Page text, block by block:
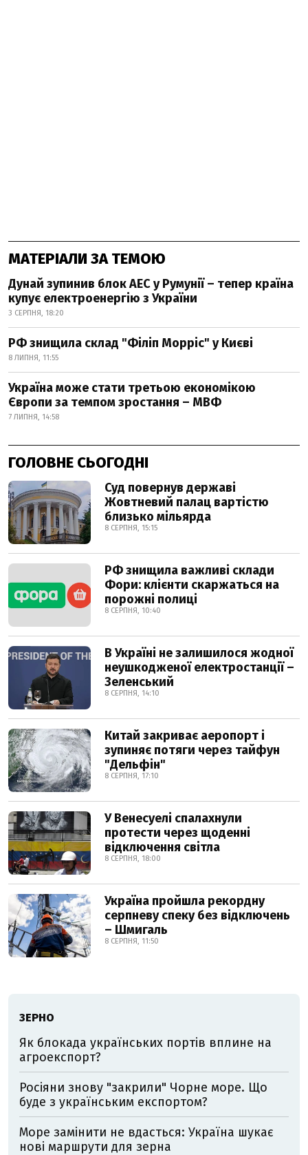
МАТЕРІАЛИ ЗА ТЕМОЮ
Дунай зупинив блок АЕС у Румунії – тепер країна
купує електроенергію з України
3 СЕРПНЯ, 18:20
РФ знищила склад "Філіп Морріс" у Києві
8 ЛИПНЯ, 11:55
Україна може стати третьою економікою
Європи за темпом зростання – МВФ
7 ЛИПНЯ, 14:58
ГОЛОВНЕ СЬОГОДНІ
Суд повернув державі
Жовтневий палац вартістю
близько мільярда
8 СЕРПНЯ, 15:15
РФ знищила важливі склади
Фори: клієнти скаржаться на
порожні полиці
8 СЕРПНЯ, 10:40
В Україні не залишилося жодної
неушкодженої електростанції –
Зеленський
8 СЕРПНЯ, 14:10
Китай закриває аеропорт і
зупиняє потяги через тайфун
"Дельфін"
8 СЕРПНЯ, 17:10
У Венесуелі спалахнули
протести через щоденні
відключення світла
8 СЕРПНЯ, 18:00
Україна пройшла рекордну
серпневу спеку без відключень
– Шмигаль
8 СЕРПНЯ, 11:50
ЗЕРНО
Як блокада українських портів вплине на
агроекспорт?
Росіяни знову "закрили" Чорне море. Що
буде з українським експортом?
Море замінити не вдасться: Україна шукає
нові маршрути для зерна